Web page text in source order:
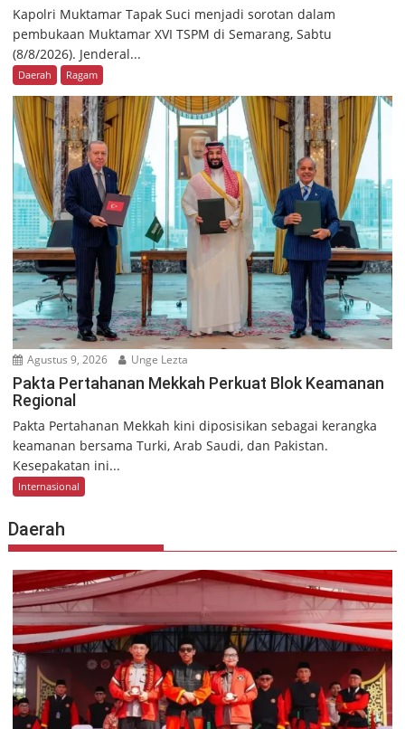
Kapolri Muktamar Tapak Suci menjadi sorotan dalam
pembukaan Muktamar XVI TSPM di Semarang, Sabtu
(8/8/2026). Jenderal...
Daerah Ragam
Agustus 9, 2026 Unge Lezta
Pakta Pertahanan Mekkah Perkuat Blok Keamanan
Regional
Pakta Pertahanan Mekkah kini diposisikan sebagai kerangka
keamanan bersama Turki, Arab Saudi, dan Pakistan.
Kesepakatan ini...
Internasional
Daerah